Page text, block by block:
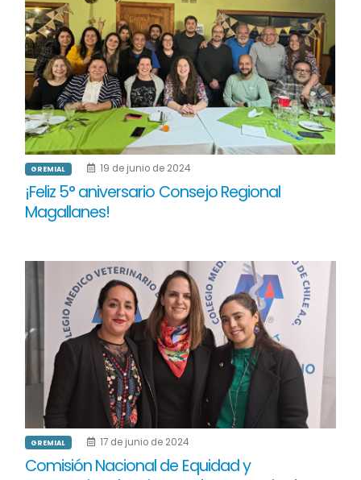
GREMIAL 19 de junio de 2024
¡Feliz 5° aniversario Consejo Regional
Magallanes!
GREMIAL 17 de junio de 2024
Comisión Nacional de Equidad y